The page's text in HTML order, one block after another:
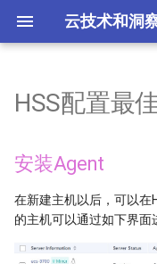
云技术和洞
云相关厂商导航
AWS Amplify服务总结
AWS Amplify与
AWS Elastic
AWS outposts服务及
Azure blob storage
Azure DevOps
Azure disk storage
Azure Load balancer
Firebase产品总结
Database security
Serverlss 容器 CCI
Web应用防火墙 WAF
FunctionGraph函数计
安装Agent
漏洞修复
策略配置
自动隔离查杀
01 terraform createcce
SWR Container
CodeArts + CCE: From
华为云koocli
腾讯云概述
腾讯云主要产品分类
腾讯云Demo页汇总
腾讯云计算类服务
k8s平台工具总结
base
Cert-Manager证书管理
LLM 模型能力评估
LLM大模型实现原理
AI算法及其应用场景
常见模型分类
架构分析与上云
TikTok业务和系统架构
TikTok系统架构
点直播与CDN
工具
SMB
安全概述
Check Point公司及产品
Fortinet公司及产品
Imperva公司及产品
云迁移概述
常见的 IaC 工具
Ansible自动化运维
TikTok和Kwai盈利模式
增强型95计费
游戏行业洞察
what系列概述
AWS 7R迁移策略是什么
AWS EDP企业折扣计
Load Balancer的6个
故障排除
HSS配置最
安装Agent
在新建主机以后，可以在
的主机可以通过如下界面